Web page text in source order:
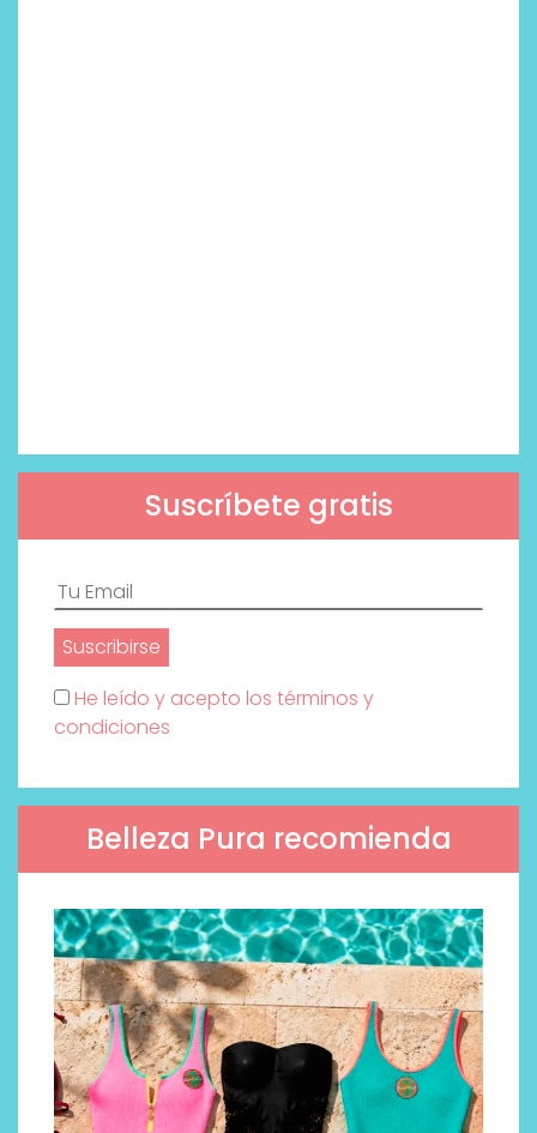
Suscríbete gratis
He leído y acepto los términos y
condiciones
Belleza Pura recomienda